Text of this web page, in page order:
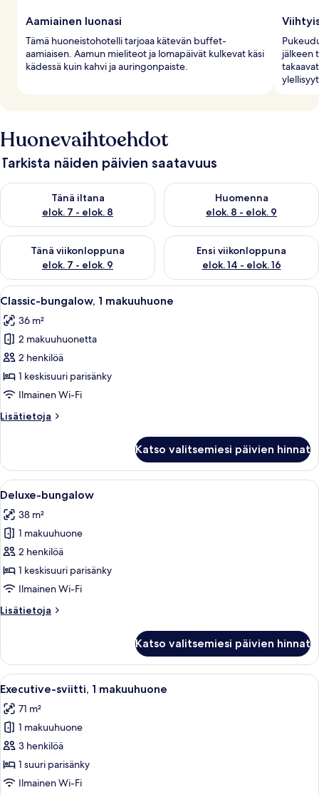
Aamiainen luonasi
Tämä huoneistohotelli tarjoaa kätevän buffet-
aamiaisen. Aamun mieliteot ja lomapäivät kulkevat käsi
kädessä kuin kahvi ja auringonpaiste.
jälkeen
Huonevaihtoehdot
Tarkista näiden päivien saatavuus
Tänä iltana
elok. 7 - elok. 8
Tarkista tämän illan saatavuus elok. 7 - elok. 8
Huomenna
elok. 8 - elok. 9
Tarkista huomisen saatavuus
Tänä viikonloppuna
elok. 7 - elok. 9
Tarkista tämän viikonlopun saatavuus elok. 7 - elok. 9
Ensi viikonloppuna
elok. 14 - elok. 16
Tarkista ensi viikonlopun
Avaa
kaikki
huonetyypin
Classic-
bungalow,
1
makuuhuone
Moderni rakennus, jossa on pitkä
7
Classic-bungalow, 1 makuuhuone
36 m²
2 makuuhuonetta
2 henkilöä
1 keskisuuri parisänky
Ilmainen Wi-Fi
Lisätietoja
Lisätietoja
1
makuuhuone
Katso valitsemiesi päivien hinnat
Avaa
kaikki
huonetyypin
Deluxe-
bungalow
kuvat
Moderni olohuone, jossa on sohva,
6
Deluxe-bungalow
38 m²
1 makuuhuone
2 henkilöä
1 keskisuuri parisänky
Ilmainen Wi-Fi
Lisätietoja
Lisätietoja
Katso valitsemiesi päivien hinnat
Avaa
kaikki
huonetyypin
Executive-
sviitti,
1
makuuhuone
Hotellihuone, jossa on suuri sänky,
8
Executive-sviitti, 1 makuuhuone
71 m²
1 makuuhuone
3 henkilöä
1 suuri parisänky
Ilmainen Wi-Fi